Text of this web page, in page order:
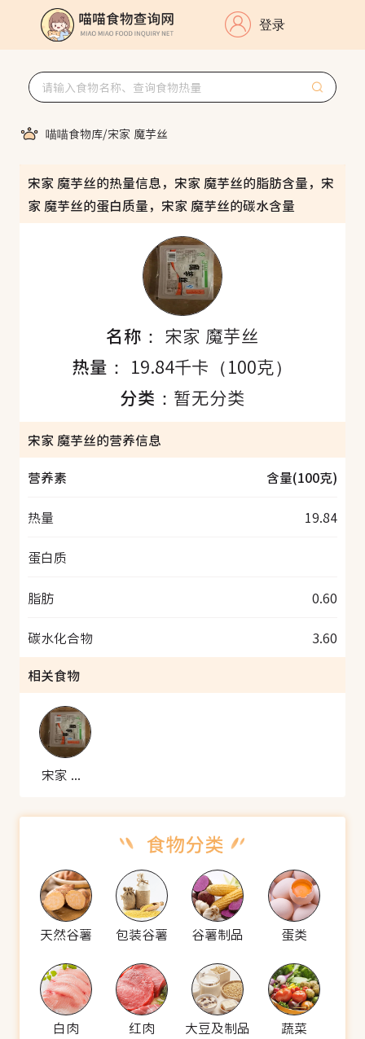
登录
喵喵食物库/宋家 魔芋丝
宋家 魔芋丝的热量信息，宋家 魔芋丝的脂肪含量，宋
家 魔芋丝的蛋白质量，宋家 魔芋丝的碳水含量
名称： 宋家 魔芋丝
热量： 19.84千卡（100克）
分类： 暂无分类
宋家 魔芋丝的营养信息
营养素
含量(100克)
热量 19.84
蛋白质
脂肪 0.60
碳水化合物
3.60
相关食物
宋家 魔芋丝
天然谷薯 包装谷薯 谷薯制品 蛋类
白肉 红肉 大豆及制品 蔬菜